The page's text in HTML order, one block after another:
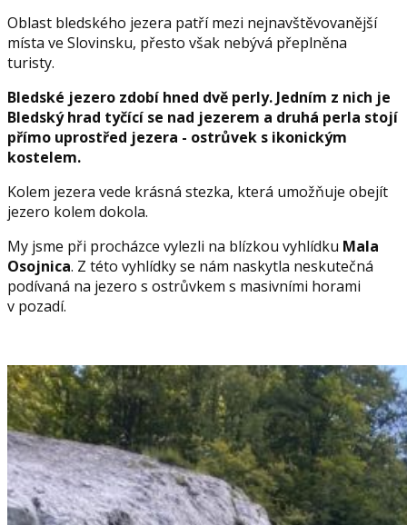
Oblast bledského jezera patří mezi nejnavštěvovanější
místa ve Slovinsku, přesto však nebývá přeplněna
turisty.
Bledské jezero zdobí hned dvě perly. Jedním z nich je
Bledský hrad tyčící se nad jezerem a druhá perla stojí
přímo uprostřed jezera - ostrůvek s ikonickým
kostelem.
Kolem jezera vede krásná stezka, která umožňuje obejít
jezero kolem dokola.
My jsme při procházce vylezli na blízkou vyhlídku Mala
Osojnica. Z této vyhlídky se nám naskytla neskutečná
podívaná na jezero s ostrůvkem s masivními horami
v pozadí.